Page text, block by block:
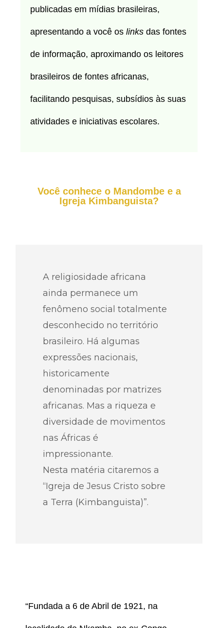
publicadas em mídias brasileiras,
apresentando a você oslinks das fontes
de informação, aproximando os leitores
brasileiros de fontes africanas,
facilitando pesquisas, subsídios às suas
atividades e iniciativas escolares.
Você conhece o Mandombe e a
Igreja Kimbanguista?
A religiosidade africana
ainda permanece um
fenômeno social totalmente
desconhecido no território
brasileiro. Há algumas
expressões nacionais,
historicamente
denominadas por matrizes
africanas. Mas a riqueza e
diversidade de movimentos
nas Áfricas é
impressionante.
Nesta matéria citaremos a
“Igreja de Jesus Cristo sobre
a Terra (Kimbanguista)”.
“Fundada a 6 de Abril de 1921, na